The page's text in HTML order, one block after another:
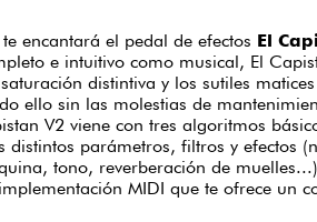
encantará el pedal de efectos El
e intuitivo como musical, El
distintiva y los sutiles matices
ello sin las molestias de
V2 viene con tres algoritmos
parámetros, filtros y efectos
tono, reverberación de muelles...)
MIDI que te ofrece un